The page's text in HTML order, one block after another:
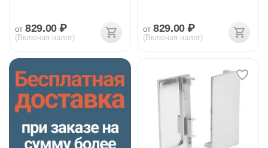
от 829.00 ₽
(Включая налог)
от 829.00 ₽
(Включая налог)